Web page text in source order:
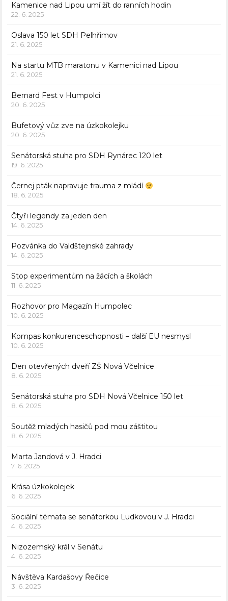
Kamenice nad Lipou umí žít do ranních hodin
22. 6. 2025
Oslava 150 let SDH Pelhřimov
21. 6. 2025
Na startu MTB maratonu v Kamenici nad Lipou
21. 6. 2025
Bernard Fest v Humpolci
20. 6. 2025
Bufetový vůz zve na úzkokolejku
20. 6. 2025
Senátorská stuha pro SDH Rynárec 120 let
19. 6. 2025
Černej pták napravuje trauma z mládí
18. 6. 2025
Čtyři legendy za jeden den
14. 6. 2025
Pozvánka do Valdštejnské zahrady
14. 6. 2025
Stop experimentům na žácích a školách
11. 6. 2025
Rozhovor pro Magazín Humpolec
10. 6. 2025
Kompas konkurenceschopnosti – další EU nesmysl
10. 6. 2025
Den otevřených dveří ZŠ Nová Včelnice
8. 6. 2025
Senátorská stuha pro SDH Nová Včelnice 150 let
8. 6. 2025
Soutěž mladých hasičů pod mou záštitou
8. 6. 2025
Marta Jandová v J. Hradci
7. 6. 2025
Krása úzkokolejek
6. 6. 2025
Sociální témata se senátorkou Ludkovou v J. Hradci
4. 6. 2025
Nizozemský král v Senátu
4. 6. 2025
Návštěva Kardašovy Řečice
3. 6. 2025